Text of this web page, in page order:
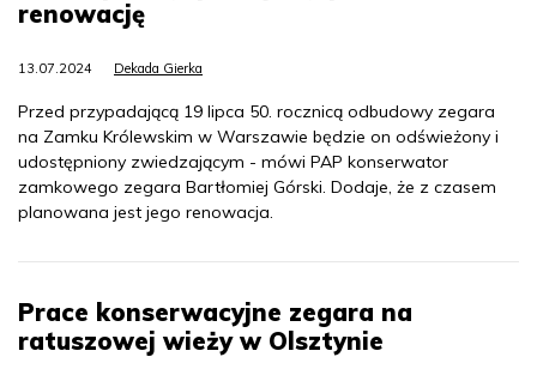
renowację
13.07.2024 Dekada Gierka
Przed przypadającą 19 lipca 50. rocznicą odbudowy zegara
na Zamku Królewskim w Warszawie będzie on odświeżony i
udostępniony zwiedzającym - mówi PAP konserwator
zamkowego zegara Bartłomiej Górski. Dodaje, że z czasem
planowana jest jego renowacja.
Prace konserwacyjne zegara na
ratuszowej wieży w Olsztynie